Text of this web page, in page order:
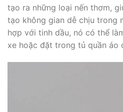
tạo ra những loại nến thơm,
tạo không gian dễ chịu trong
hợp với tinh dầu, nó có thể
xe hoặc đặt trong tủ quần áo